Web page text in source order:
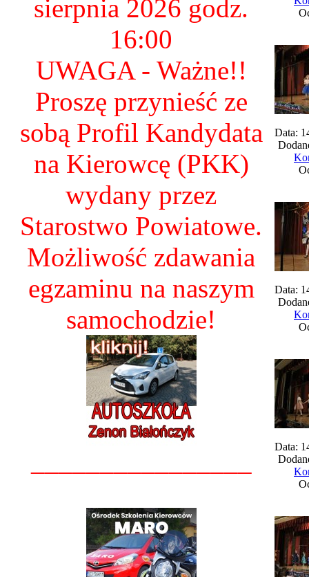
sierpnia 2026 godz.
16:00
UWAGA - Ważne!!
Proszę przynieść ze
sobą Profil Kandydata
na Kierowcę (PKK)
wydany przez
Starostwo Powiatowe.
Możliwość zdawania
egzaminu na naszym
samochodzie!
Data:
Data:
Data: